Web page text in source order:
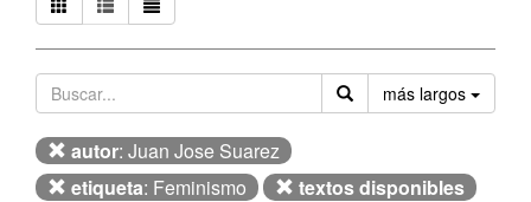
más largos
autor: Juan Jose Suarez
etiqueta: Feminismo textos disponibles